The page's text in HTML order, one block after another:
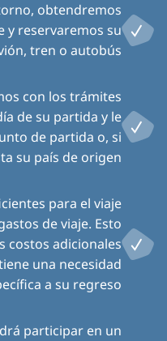
obtendremos
y reservaremos su
tren o autobús.
con los trámites
de su partida y le
de partida o, si
su país de origen.
para el viaje
de viaje. Esto
costos adicionales
una necesidad
a su regreso.
participar en un